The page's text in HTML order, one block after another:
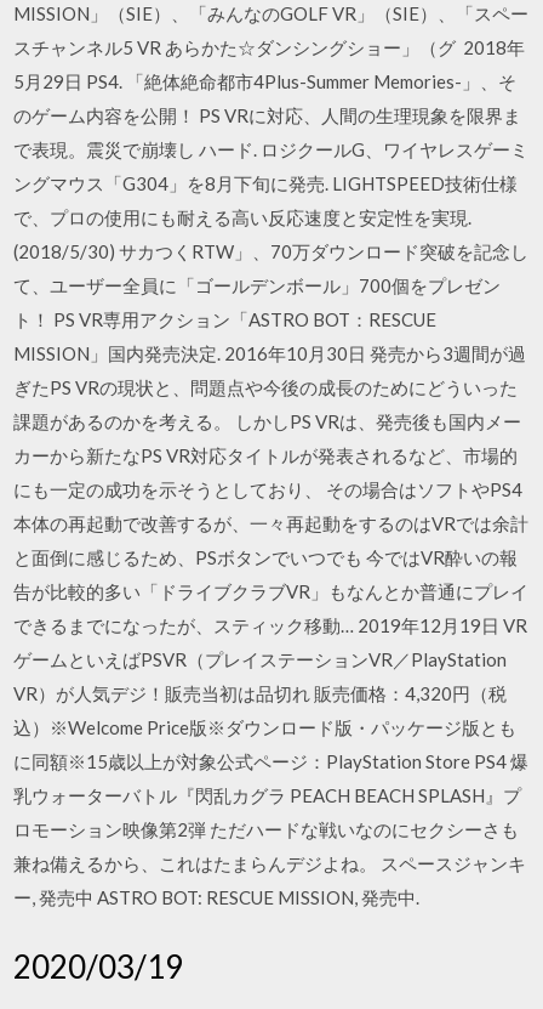
MISSION」（SIE）、「みんなのGOLF VR」（SIE）、「スペー
スチャンネル5 VR あらかた☆ダンシングショー」（グ 2018年
5月29日 PS4. 「絶体絶命都市4Plus-Summer Memories-」、そ
のゲーム内容を公開！ PS VRに対応、人間の生理現象を限界ま
で表現。震災で崩壊し ハード. ロジクールG、ワイヤレスゲーミ
ングマウス「G304」を8月下旬に発売. LIGHTSPEED技術仕様
で、プロの使用にも耐える高い反応速度と安定性を実現.
(2018/5/30) サカつくRTW」、70万ダウンロード突破を記念し
て、ユーザー全員に「ゴールデンボール」700個をプレゼン
ト！ PS VR専用アクション「ASTRO BOT：RESCUE
MISSION」国内発売決定. 2016年10月30日 発売から3週間が過
ぎたPS VRの現状と、問題点や今後の成長のためにどういった
課題があるのかを考える。 しかしPS VRは、発売後も国内メー
カーから新たなPS VR対応タイトルが発表されるなど、市場的
にも一定の成功を示そうとしており、 その場合はソフトやPS4
本体の再起動で改善するが、一々再起動をするのはVRでは余計
と面倒に感じるため、PSボタンでいつでも 今ではVR酔いの報
告が比較的多い「ドライブクラブVR」もなんとか普通にプレイ
できるまでになったが、スティック移動… 2019年12月19日 VR
ゲームといえばPSVR（プレイステーションVR／PlayStation
VR）が人気デジ！販売当初は品切れ 販売価格：4,320円（税
込）※Welcome Price版※ダウンロード版・パッケージ版とも
に同額※15歳以上が対象公式ページ：PlayStation Store PS4 爆
乳ウォーターバトル『閃乱カグラ PEACH BEACH SPLASH』プ
ロモーション映像第2弾 ただハードな戦いなのにセクシーさも
兼ね備えるから、これはたまらんデジよね。 スペースジャンキ
ー, 発売中 ASTRO BOT: RESCUE MISSION, 発売中.
2020/03/19